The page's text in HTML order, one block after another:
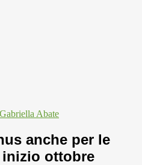
Abate
anche per le
inizio ottobre